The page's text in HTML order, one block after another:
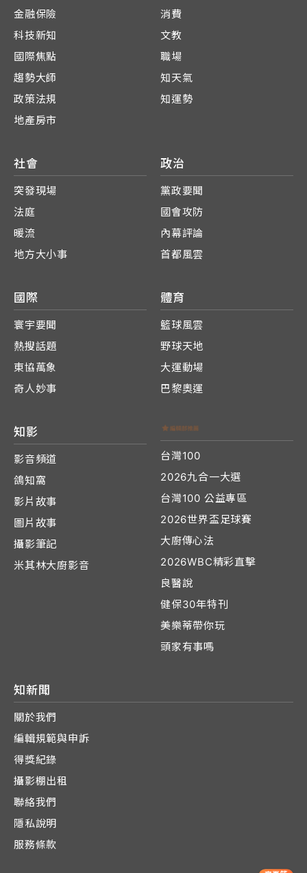
金融保險
科技新知
國際焦點
趨勢大師
政策法規
地產房市
消費
文教
職場
知天氣
知運勢
社會
突發現場
法庭
暖流
地方大小事
政治
黨政要聞
國會攻防
內幕評論
首都風雲
國際
寰宇要聞
熱搜話題
東協萬象
奇人妙事
體育
籃球風雲
野球天地
大運動場
巴黎奧運
知影
影音頻道
鴿知窩
影片故事
圖片故事
攝影筆記
米其林大廚影音
台灣100
2026九合一大選
台灣100 公益專區
2026世界盃足球賽
大廚傳心法
2026WBC精彩直擊
良醫說
健保30年特刊
美樂蒂帶你玩
頭家有事嗎
知新聞
關於我們
編輯規範與申訴
得獎紀錄
攝影棚出租
聯絡我們
隱私說明
服務條款